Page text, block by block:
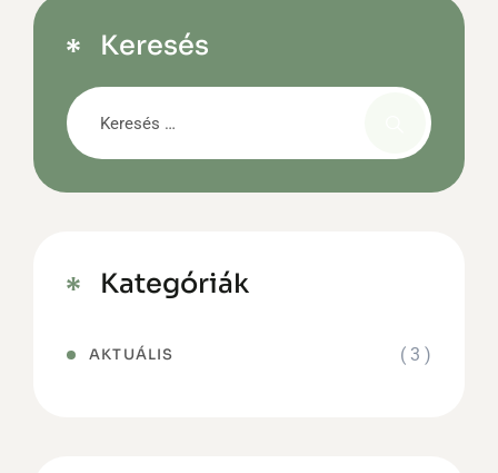
Keresés
Kategóriák
AKTUÁLIS ( 3 )